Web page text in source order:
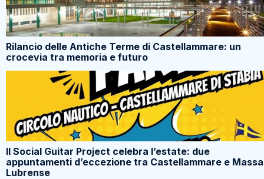
Rilancio delle Antiche Terme di Castellammare: un
crocevia tra memoria e futuro
Il Social Guitar Project celebra l’estate: due
appuntamenti d’eccezione tra Castellammare e Massa
Lubrense